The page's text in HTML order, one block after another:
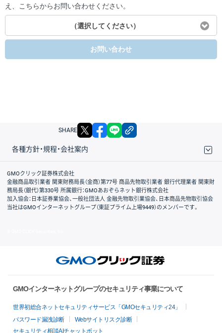
え、こちらからお問い合わせください。
（選択してください）
お問い合わせ
SHARE X facebook
各種方針・規程・会社案内
取引規程・約款
サイトマップ
その他のご案内
個人情報保護方針
最良執行方針
サイトのご利用について
ディスクレイマー
信託保全
リスク説明
会社案内
GMOクリック証券株式会社
金融商品取引業者 関東財務局長（金商）第77号 商品先物取引業者 銀行代理業者 関東財
務局長（銀代）第330号 所属銀行：GMOあおぞらネット銀行株式会社
加入協会：日本証券業協会、一般社団法人 金融先物取引業協会、日本商品先物取引協会
当社はGMOインターネットグループ（東証プライム上場9449）のメンバーです。
GMOインターネットグループのセキュリティ事業について
世界初総合ネットセキュリティサービス「GMOセキュリティ24」
パスワード漏洩診断
Webサイトリスク診断
セキュリティ相談AIチャットボット